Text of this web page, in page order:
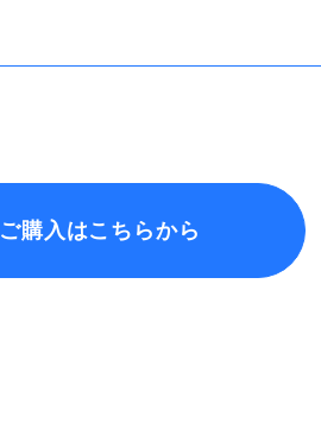
ご購入はこちらから